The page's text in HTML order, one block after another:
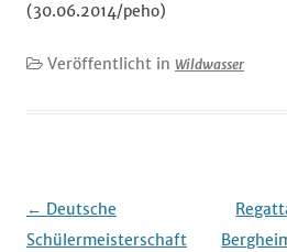
(30.06.2014/peho)
Veröffentlicht in Wildwasser
Beitrags-
Navigation
← Deutsche
Schülermeisterschaft